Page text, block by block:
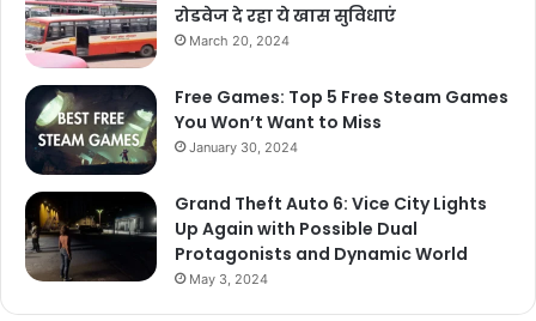
रोडवेज दे रहा ये खास सुविधाएं
March 20, 2024
Free Games: Top 5 Free Steam Games
You Won’t Want to Miss
January 30, 2024
Grand Theft Auto 6: Vice City Lights
Up Again with Possible Dual
Protagonists and Dynamic World
May 3, 2024